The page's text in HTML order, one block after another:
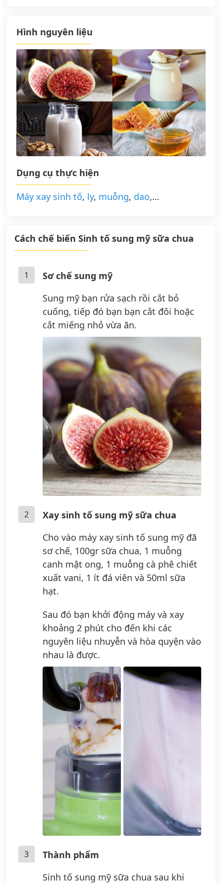
Hình nguyên liệu
Dụng cụ thực hiện
Máy xay sinh tố, ly, muỗng, dao,…
Cách chế biến Sinh tố sung mỹ sữa chua
1
Sơ chế sung mỹ
Sung mỹ bạn rửa sạch rồi cắt bỏ
cuống, tiếp đó bạn bạn cắt đôi hoặc
cắt miếng nhỏ vừa ăn.
2
Xay sinh tố sung mỹ sữa chua
Cho vào máy xay sinh tố sung mỹ đã
sơ chế, 100gr sữa chua, 1 muỗng
canh mật ong, 1 muỗng cà phê chiết
xuất vani, 1 ít đá viên và 50ml sữa
hạt.
Sau đó bạn khởi động máy và xay
khoảng 2 phút cho đến khi các
nguyên liệu nhuyễn và hòa quyện vào
nhau là được.
3
Thành phẩm
Sinh tố sung mỹ sữa chua sau khi